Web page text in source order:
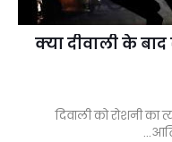
क्या दीवाली के
दिवाली को रोशनी का